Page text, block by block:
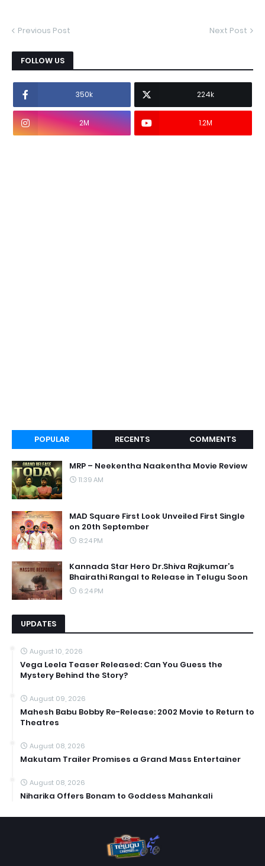
Previous Post Next Post
FOLLOW US
350k 224k
2M 1.2M
POPULAR RECENTS COMMENTS
MRP – Neekentha Naakentha Movie Review
11:39 AM
MAD Square First Look Unveiled First Single
on 20th September
8:24 PM
Kannada Star Hero Dr.Shiva Rajkumar’s
Bhairathi Rangal to Release in Telugu Soon
6:24 PM
UPDATES
August 10, 2026
Vega Leela Teaser Released: Can You Guess the
Mystery Behind the Story?
August 09, 2026
Mahesh Babu Bobby Re-Release: 2002 Movie to Return to
Theatres
August 08, 2026
Makutam Trailer Promises a Grand Mass Entertainer
August 08, 2026
Niharika Offers Bonam to Goddess Mahankali